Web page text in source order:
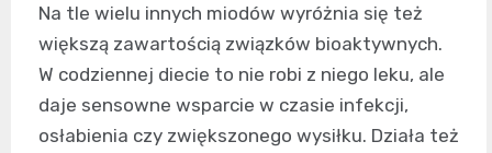
Na tle wielu innych miodów wyróżnia się też
większą zawartością związków bioaktywnych.
W codziennej diecie to nie robi z niego leku, ale
daje sensowne wsparcie w czasie infekcji,
osłabienia czy zwiększonego wysiłku. Działa też